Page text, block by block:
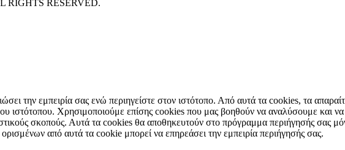
RIGHTS RESERVED.
την εμπειρία σας ενώ περιηγείστε στον ιστότοπο. Από αυτά τα cookies, τα
του ιστότοπου. Χρησιμοποιούμε επίσης cookies που μας βοηθούν να αναλύσουμε και
σκοπούς. Αυτά τα cookies θα αποθηκευτούν στο πρόγραμμα περιήγησής σας
από αυτά τα cookie μπορεί να επηρεάσει την εμπειρία περιήγησής σας.